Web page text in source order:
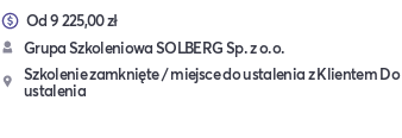
Od 9 225,00 zł
Grupa Szkoleniowa SOLBERG Sp. z o.o.
Szkolenie zamknięte / miejsce do ustalenia z Klientem Do
ustalenia